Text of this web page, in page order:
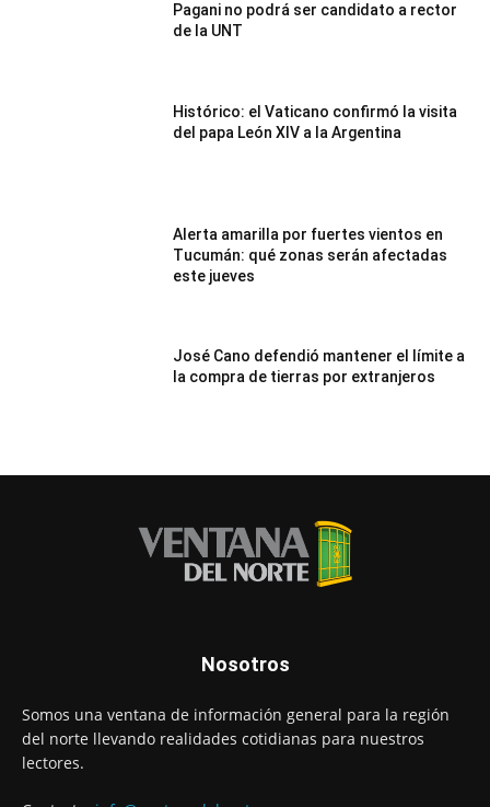
Pagani no podrá ser candidato a rector
de la UNT
Histórico: el Vaticano confirmó la visita
del papa León XIV a la Argentina
Alerta amarilla por fuertes vientos en
Tucumán: qué zonas serán afectadas
este jueves
José Cano defendió mantener el límite a
la compra de tierras por extranjeros
Nosotros
Somos una ventana de información general para la región
del norte llevando realidades cotidianas para nuestros
lectores.